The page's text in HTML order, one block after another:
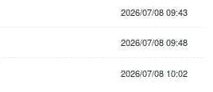
りますので、常識的な節度のあるやり
たします
不定期ではございますが、今後も継続
ともあるかもしれません。
2026/07/08 09:43
2026/07/08 09:48
2026/07/08 10:02